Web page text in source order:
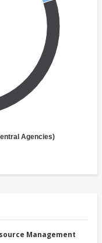
Agencies)
Management